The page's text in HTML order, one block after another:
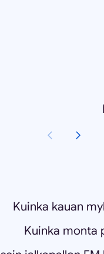
Kuinka kauan
Kuinka monta